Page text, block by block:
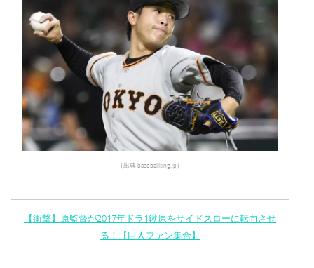
（出典 baseballking.jp）
【衝撃】原監督が2017年ドラ1鍬原をサイドスローに転向させ
る！【巨人ファン集合】